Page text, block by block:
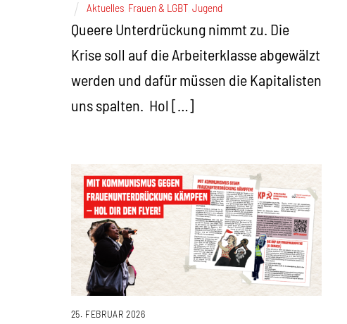
Aktuelles, Frauen & LGBT, Jugend
Queere Unterdrückung nimmt zu. Die
Krise soll auf die Arbeiterklasse abgewälzt
werden und dafür müssen die Kapitalisten
uns spalten. Hol […]
25. FEBRUAR 2026